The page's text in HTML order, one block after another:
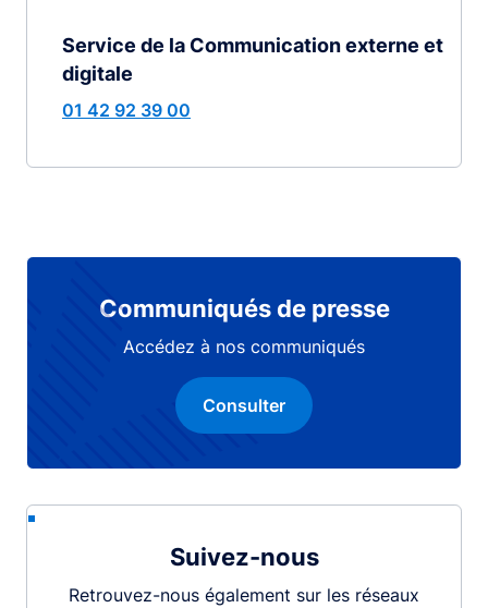
Service de la Communication externe et
digitale
01 42 92 39 00
Communiqués de presse
Accédez à nos communiqués
Consulter
Suivez-nous
Retrouvez-nous également sur les réseaux